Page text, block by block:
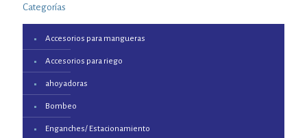
Categorías
Accesorios para mangueras
Accesorios para riego
ahoyadoras
Bombeo
Enganches/ Estacionamiento